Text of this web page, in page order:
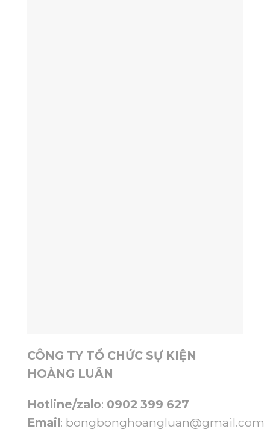
CÔNG TY TỔ CHỨC SỰ KIỆN
HOÀNG LUÂN
Hotline/zalo: 0902 399 627
Email: bongbonghoangluan@gmail.com